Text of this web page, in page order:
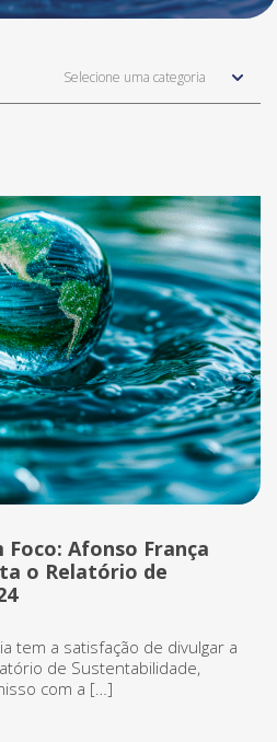
Selecione uma categoria
Afonso França
o Relatório de
tem a satisfação de divulgar a
de Sustentabilidade,
com a […]